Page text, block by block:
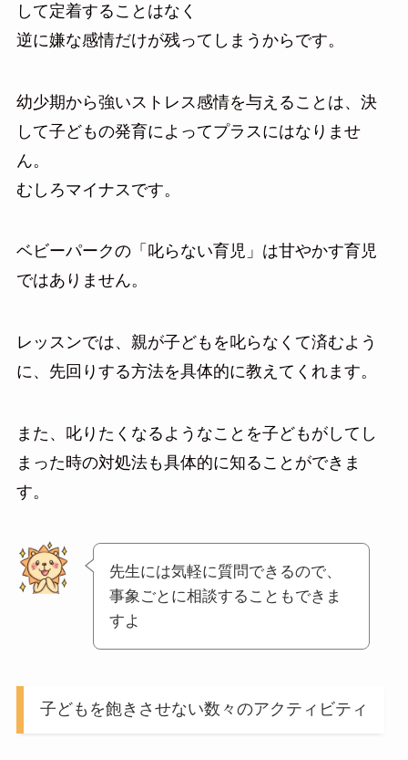
して定着することはなく
逆に嫌な感情だけが残ってしまうからです。
幼少期から強いストレス感情を与えることは、決
して子どもの発育によってプラスにはなりませ
ん。
むしろマイナスです。
ベビーパークの「叱らない育児」は甘やかす育児
ではありません。
レッスンでは、親が子どもを叱らなくて済むよう
に、先回りする方法を具体的に教えてくれます。
また、叱りたくなるようなことを子どもがしてし
まった時の対処法も具体的に知ることができま
す。
先生には気軽に質問できるので、
事象ごとに相談することもできま
すよ
子どもを飽きさせない数々のアクティビティ